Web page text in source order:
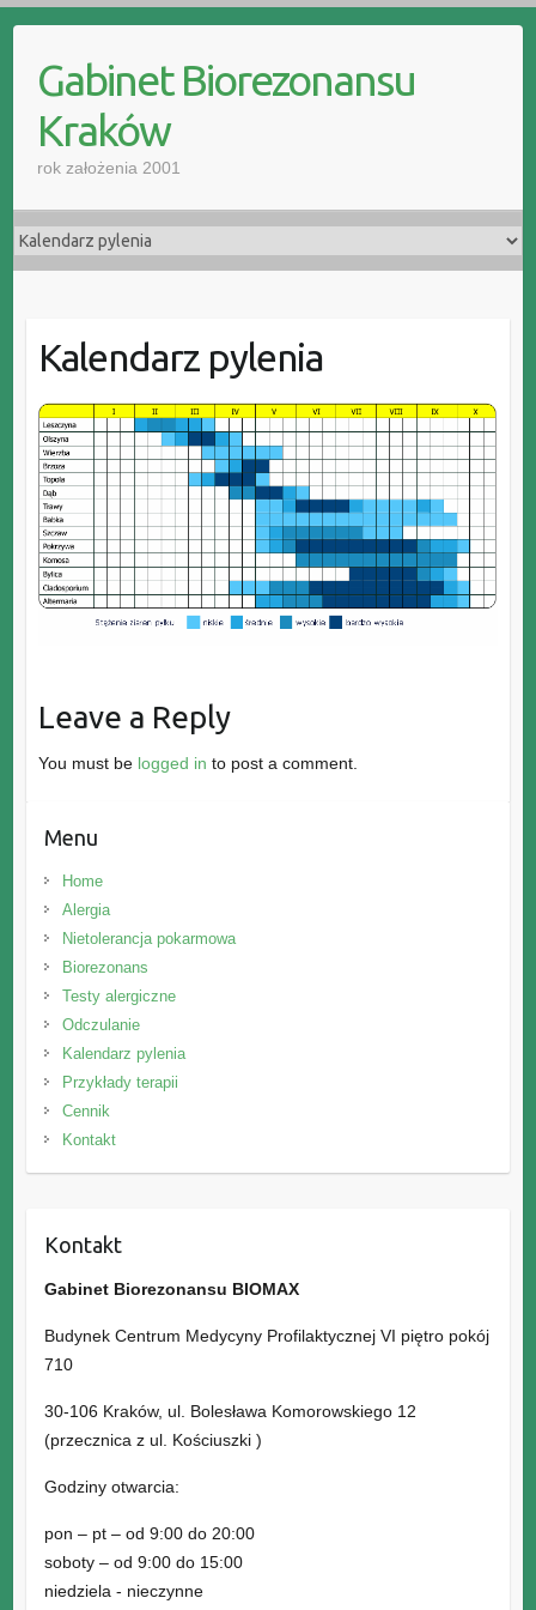
contentGabinet Biorezonansu
Kraków
rok założenia 2001
Kalendarz pylenia
Leave a Reply
You must be logged in to post a comment.
Menu
Home
Alergia
Nietolerancja pokarmowa
Biorezonans
Testy alergiczne
Odczulanie
Kalendarz pylenia
Przykłady terapii
Cennik
Kontakt
Kontakt
Gabinet Biorezonansu BIOMAX
Budynek Centrum Medycyny Profilaktycznej VI piętro pokój
710
30-106 Kraków, ul. Bolesława Komorowskiego 12
(przecznica z ul. Kościuszki )
Godziny otwarcia:
pon – pt – od 9:00 do 20:00
soboty – od 9:00 do 15:00
niedziela - nieczynne